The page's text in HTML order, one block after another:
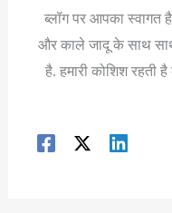
ब्लॉग पर आपका स्वागत
और काले जादू के साथ
है. हमारी कोशिश